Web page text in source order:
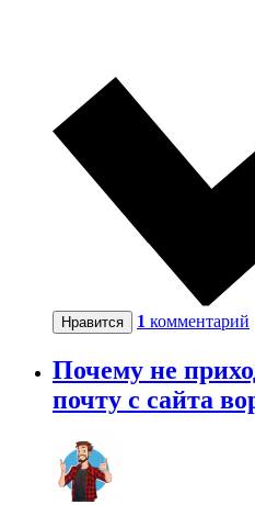
Нравится 1 комментарий
Почему не
почту с сайта